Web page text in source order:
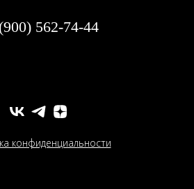
562-74-44
конфиденциальности